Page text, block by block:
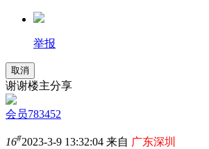
举报
取消
谢谢楼主分享
会员783452
16#2023-3-9 13:32:04 来自 广东深圳